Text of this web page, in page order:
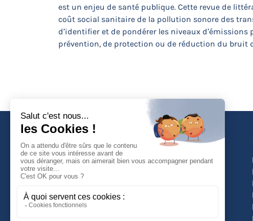
est un enjeu de santé publique. Cette revue de
coût social sanitaire de la pollution sonore des
d’identifier et de pondérer les niveaux
prévention, de protection ou de réduction du bruit
Faculté de Droit d'Economie et de Gestion
Rue de Blois - BP 26739